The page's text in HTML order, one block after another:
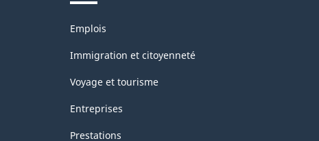
Thèmes
sujets
Emplois
Immigration et citoyenneté
Voyage et tourisme
Entreprises
Prestations